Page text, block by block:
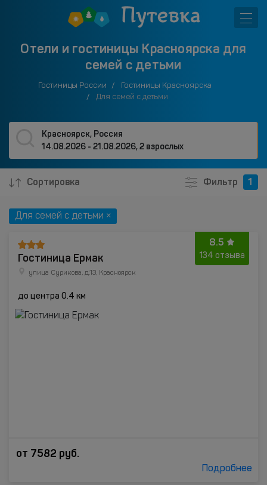
Отели и гостиницы Красноярска для
семей с детьми
Гостиницы России
Гостиницы Красноярска
Для семей с детьми
Красноярск, Россия
14.08.2026 - 21.08.2026,2 взрослых
Сортировка Фильтр 1
Для семей с детьми ×
8.5
134 отзыва
Гостиница Ермак
улица Сурикова, д.13, Красноярск
до центра 0.4 км
от 7582 руб.
Подробнее